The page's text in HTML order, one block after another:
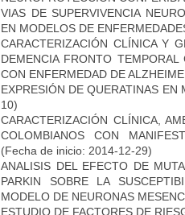
VIAS DE SUPERVIVENCIA
EN MODELOS DE
CARACTERIZACIÓN CLÍNICA Y
DEMENCIA FRONTO
CON ENFERMEDAD DE
EXPRESIÓN DE QUERATINAS EN
10)
CARACTERIZACIÓN CLÍNICA,
COLOMBIANOS CON
(Fecha de inicio: 2014-12-29)
ANALISIS DEL EFECTO DE
PARKIN SOBRE LA
MODELO DE NEURONAS
ESTUDIO DE FACTORES DE